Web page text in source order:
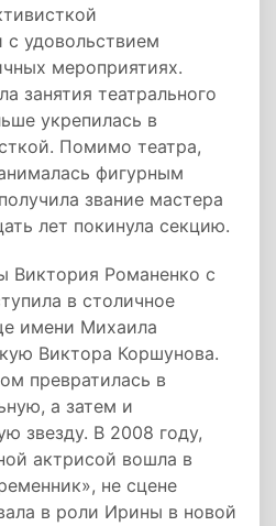
с удовольствием
мероприятиях.
занятия театрального
укрепилась в
Помимо театра,
фигурным
звание мастера
лет покинула секцию.
Виктория Романенко с
в столичное
имени Михаила
Виктора Коршунова.
превратилась в
а затем и
звезду. В 2008 году,
актрисой вошла в
не сцене
в роли Ирины в новой